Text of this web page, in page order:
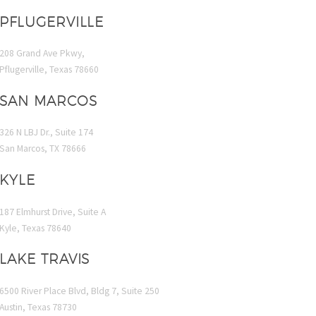
PFLUGERVILLE
208 Grand Ave Pkwy,
Pflugerville, Texas 78660
SAN MARCOS
326 N LBJ Dr., Suite 174
San Marcos, TX 78666
KYLE
187 Elmhurst Drive, Suite A
Kyle, Texas 78640
LAKE TRAVIS
6500 River Place Blvd, Bldg 7, Suite 250
Austin, Texas 78730